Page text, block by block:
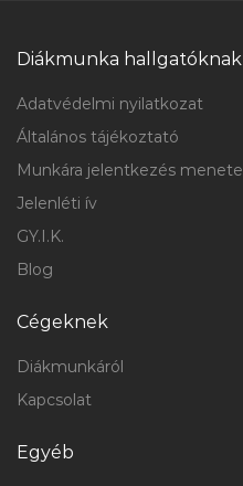
Diákmunka hallgatóknak
Adatvédelmi nyilatkozat
Általános tájékoztató
Munkára jelentkezés menete
Jelenléti ív
GY.I.K.
Blog
Cégeknek
Diákmunkáról
Kapcsolat
Egyéb